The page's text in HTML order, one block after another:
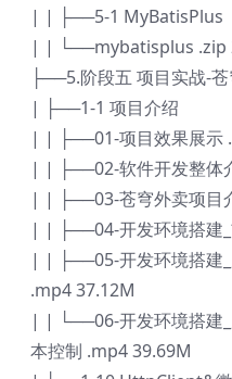
| | ├──5-1 MyBatisPlus
| | └──mybatisplus .zip
├──5.阶段五 项目实战-
| ├──1-1 项目介绍
| | ├──01-项目效果展示
| | ├──02-软件开发整体
| | ├──03-苍穹外卖项目
| | ├──04-开发环境搭建
| | ├──05-开发环境搭建
.mp4 37.12M
| | └──06-开发环境搭建
本控制 .mp4 39.69M